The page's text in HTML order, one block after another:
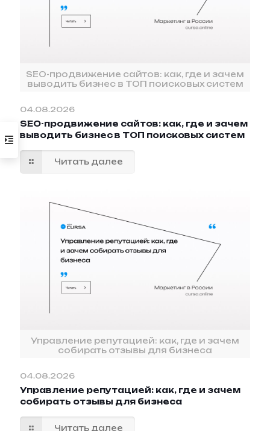
SEO-продвижение сайтов: как, где и зачем
выводить бизнес в ТОП поисковых систем
04.08.2026
SEO-продвижение сайтов: как, где и зачем
выводить бизнес в ТОП поисковых систем
Читать далее
Управление репутацией: как, где и зачем
собирать отзывы для бизнеса
04.08.2026
Управление репутацией: как, где и зачем
собирать отзывы для бизнеса
Читать далее